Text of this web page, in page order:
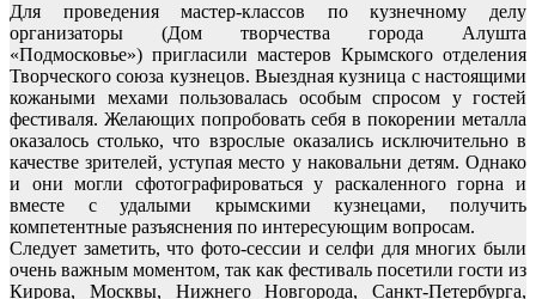
Для проведения мастер-классов по кузнечному делу
организаторы (Дом творчества города Алушта
«Подмосковье») пригласили мастеров Крымского отделения
Творческого союза кузнецов. Выездная кузница с настоящими
кожаными мехами пользовалась особым спросом у гостей
фестиваля. Желающих попробовать себя в покорении металла
оказалось столько, что взрослые оказались исключительно в
качестве зрителей, уступая место у наковальни детям. Однако
и они могли сфотографироваться у раскаленного горна и
вместе с удалыми крымскими кузнецами, получить
компетентные разъяснения по интересующим вопросам.
Следует заметить, что фото-сессии и селфи для многих были
очень важным моментом, так как фестиваль посетили гости из
Кирова, Москвы, Нижнего Новгорода, Санкт-Петербурга,